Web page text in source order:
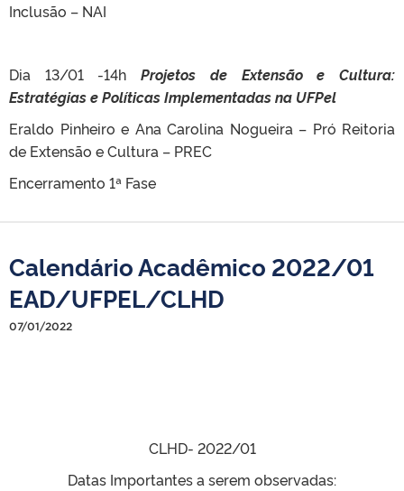
Inclusão – NAI
Dia 13/01 -14hProjetos de Extensão e Cultura:
Estratégias e Políticas Implementadas na UFPel
Eraldo Pinheiro e Ana Carolina Nogueira – Pró Reitoria
de Extensão e Cultura – PREC
Encerramento 1ª Fase
Calendário Acadêmico 2022/01
EAD/UFPEL/CLHD
07/01/2022
CLHD- 2022/01
Datas Importantes a serem observadas: